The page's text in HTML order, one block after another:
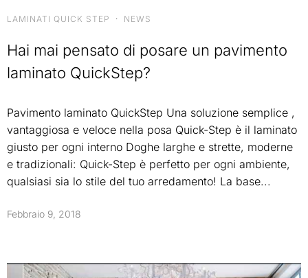
LAMINATI QUICK STEP · NEWS
Hai mai pensato di posare un pavimento
laminato QuickStep?
Pavimento laminato QuickStep Una soluzione semplice ,
vantaggiosa e veloce nella posa Quick-Step è il laminato
giusto per ogni interno Doghe larghe e strette, moderne
e tradizionali: Quick-Step è perfetto per ogni ambiente,
qualsiasi sia lo stile del tuo arredamento! La base...
Febbraio 9, 2018